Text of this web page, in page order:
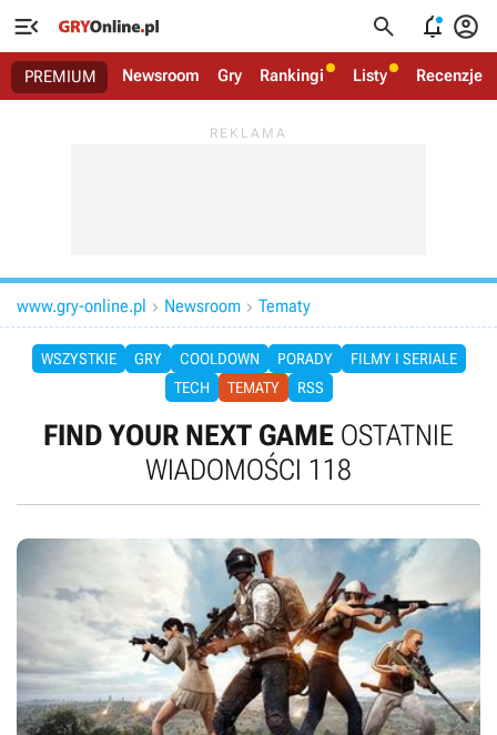
   
PREMIUM Newsroom Gry Rankingi Listy Recenzje
www.gry-online.pl  Newsroom  Tematy
WSZYSTKIE GRY COOLDOWN PORADY
FILMY I SERIALE
TECH
TEMATY RSS
FIND YOUR NEXT GAME OSTATNIE
WIADOMOŚCI 118